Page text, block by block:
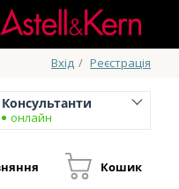
Вхід / Реєстрація
Консультанти
онлайн
Кошик